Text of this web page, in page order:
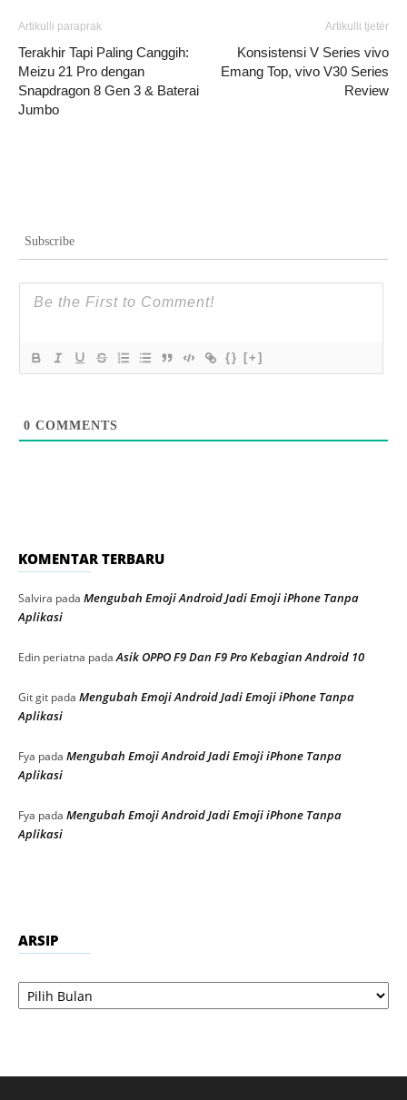
Artikulli paraprak
Terakhir Tapi Paling Canggih:
Meizu 21 Pro dengan
Snapdragon 8 Gen 3 & Baterai
Jumbo
Artikulli tjetër
Konsistensi V Series vivo
Emang Top, vivo V30 Series
Review
Subscribe
{} [+]
0 COMMENTS
KOMENTAR TERBARU
Salvira pada Mengubah Emoji Android Jadi Emoji iPhone Tanpa
Aplikasi
Edin periatna padaAsik OPPO F9 Dan F9 Pro Kebagian Android 10
Git git pada Mengubah Emoji Android Jadi Emoji iPhone Tanpa
Aplikasi
Fya pada Mengubah Emoji Android Jadi Emoji iPhone Tanpa
Aplikasi
Fya pada Mengubah Emoji Android Jadi Emoji iPhone Tanpa
Aplikasi
ARSIP
Arsip